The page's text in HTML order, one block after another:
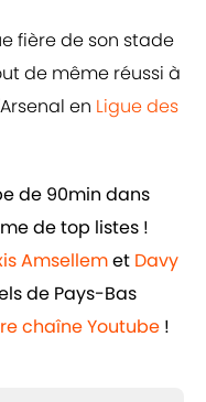
fière de son stade
de même réussi à
en Ligue des
de 90min dans
de top listes !
Amsellemet Davy
de Pays-Bas
chaîne Youtube !